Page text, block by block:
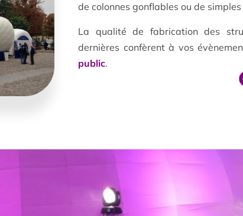
de colonnes gonflables ou de
La qualité de fabrication des
dernières confèrent à vos
public.